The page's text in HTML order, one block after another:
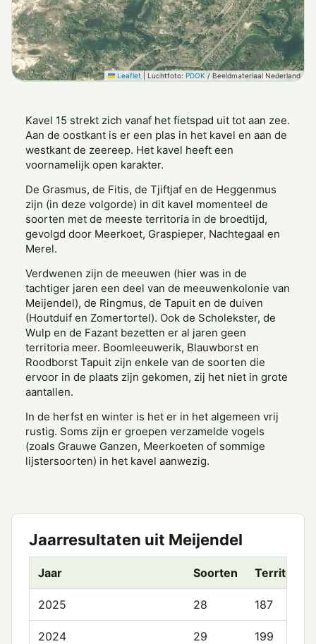
Leaflet Luchtfoto: PDOK / Beeldmateriaal Nederland
Kavel 15 strekt zich vanaf het fietspad uit tot aan zee.
Aan de oostkant is er een plas in het kavel en aan de
westkant de zeereep. Het kavel heeft een
voornamelijk open karakter.
De Grasmus, de Fitis, de Tjiftjaf en de Heggenmus
zijn (in deze volgorde) in dit kavel momenteel de
soorten met de meeste territoria in de broedtijd,
gevolgd door Meerkoet, Graspieper, Nachtegaal en
Merel.
Verdwenen zijn de meeuwen (hier was in de
tachtiger jaren een deel van de meeuwenkolonie van
Meijendel), de Ringmus, de Tapuit en de duiven
(Houtduif en Zomertortel). Ook de Scholekster, de
Wulp en de Fazant bezetten er al jaren geen
territoria meer. Boomleeuwerik, Blauwborst en
Roodborst Tapuit zijn enkele van de soorten die
ervoor in de plaats zijn gekomen, zij het niet in grote
aantallen.
In de herfst en winter is het er in het algemeen vrij
rustig. Soms zijn er groepen verzamelde vogels
(zoals Grauwe Ganzen, Meerkoeten of sommige
lijstersoorten) in het kavel aanwezig.
Jaarresultaten uit Meijendel
Jaar Soorten Territoria
2025 28 187
2024 29 199